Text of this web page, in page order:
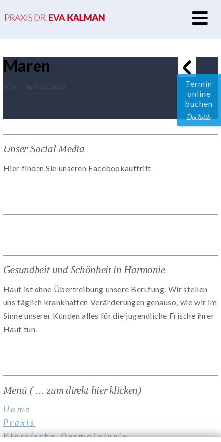
Maren
In by April 20, 2016
Unser Social Media
Hier finden Sie unseren Facebookauftritt
Termin
online
buchen
Gesundheit und Schönheit in Harmonie
Haut ist ohne Übertreibung unsere Berufung. Wir stellen
uns täglich krankhaften Veränderungen genauso, wie wir im
Sinne unserer Kunden alles für die jugendliche Frische ihrer
Haut tun.
Menü ( … zum direkt hier klicken)
Home
Praxis
Klassische Dermatologie